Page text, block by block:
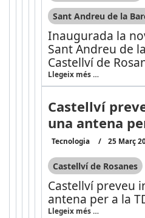
Sant Andreu de la
Inaugurada la
Sant Andreu de
Castellví de
Llegeix més …
Castellví
una antena
Tecnologia 25 Març
Castellví de Rosanes
Castellví preveu
antena per a la
Llegeix més …